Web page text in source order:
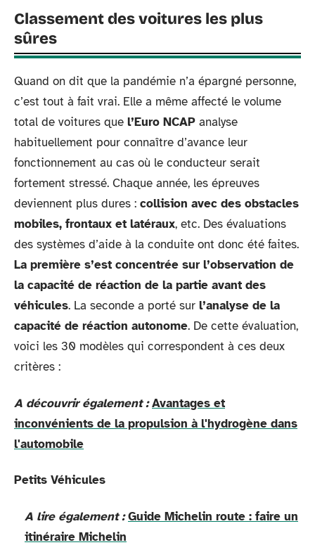
Classement des voitures les plus
sûres
Quand on dit que la pandémie n’a épargné personne,
c’est tout à fait vrai. Elle a même affecté le volume
total de voitures que l’Euro NCAP analyse
habituellement pour connaître d’avance leur
fonctionnement au cas où le conducteur serait
fortement stressé. Chaque année, les épreuves
deviennent plus dures : collision avec des obstacles
mobiles, frontaux et latéraux, etc. Des évaluations
des systèmes d’aide à la conduite ont donc été faites.
La première s’est concentrée sur l’observation de
la capacité de réaction de la partie avant des
véhicules. La seconde a porté sur l’analyse de la
capacité de réaction autonome. De cette évaluation,
voici les 30 modèles qui correspondent à ces deux
critères :
A découvrir également : Avantages et
inconvénients de la propulsion à l'hydrogène dans
l'automobile
Petits Véhicules
A lire également : Guide Michelin route : faire un
itinéraire Michelin